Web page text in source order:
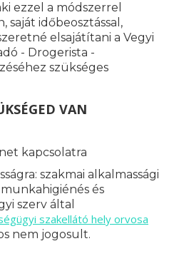
ezzel a módszerrel
időbeosztással,
elsajátítani a Vegyi
- Drogerista -
szükséges
VAN
kapcsolatra
szakmai alkalmassági
és
szerv által
szakellátó hely orvosa
nem jogosult.